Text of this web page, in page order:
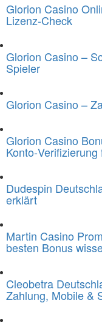
Glorion Casino
Lizenz‑Check
Glorion Casino –
Spieler
Glorion Casino –
Glorion Casino
Dudespin
erklärt
Martin Casino
besten Bonus
Cleobetra
Zahlung, Mobile &